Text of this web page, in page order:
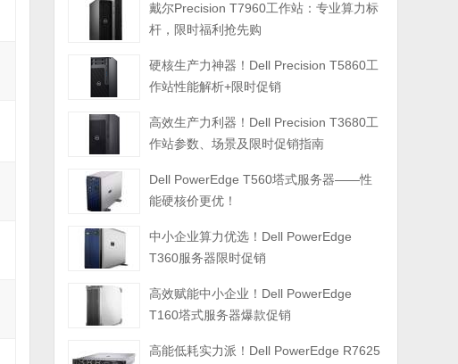
戴尔Precision T7960工作站：专业算力标
杆，限时福利抢先购
硬核生产力神器！Dell Precision T5860工
作站性能解析+限时促销
高效生产力利器！Dell Precision T3680工
作站参数、场景及限时促销指南
Dell PowerEdge T560塔式服务器——性
能硬核价更优！
中小企业算力优选！Dell PowerEdge
T360服务器限时促销
高效赋能中小企业！Dell PowerEdge
T160塔式服务器爆款促销
高能低耗实力派！Dell PowerEdge R7625